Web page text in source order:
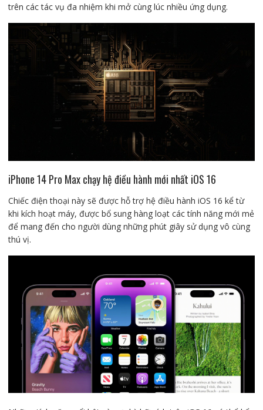
trên các tác vụ đa nhiệm khi mở cùng lúc nhiều ứng dụng.
iPhone 14 Pro Max chạy hệ điều hành mới nhất iOS 16
Chiếc điện thoại này sẽ được hỗ trợ hệ điều hành iOS 16 kể từ
khi kích hoạt máy, được bổ sung hàng loạt các tính năng mới mẻ
để mang đến cho người dùng những phút giây sử dụng vô cùng
thú vị.